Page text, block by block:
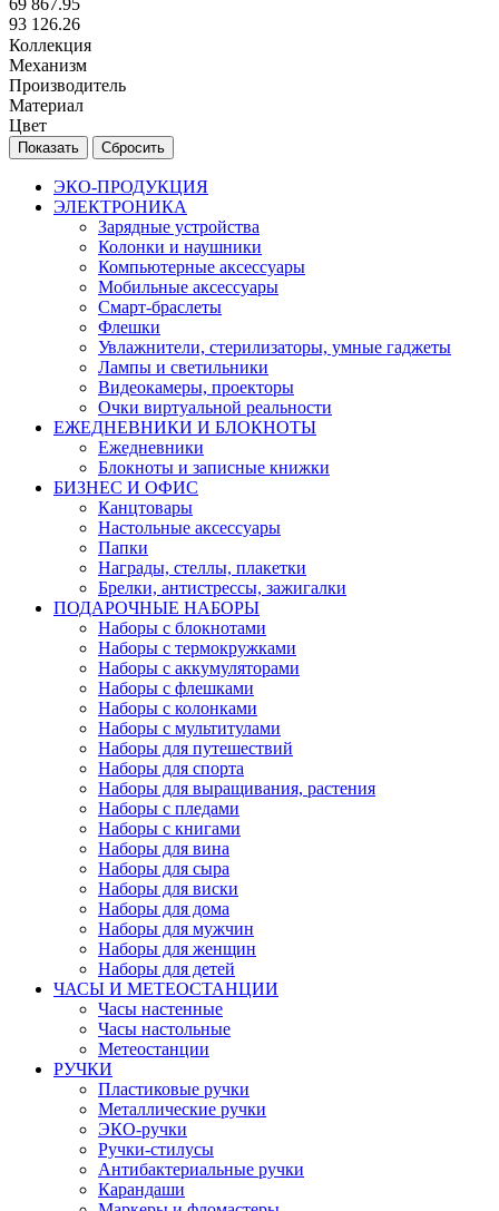
93 126.26
Коллекция
Механизм
Производитель
Материал
Цвет
Сбросить
ЭКО-ПРОДУКЦИЯ
ЭЛЕКТРОНИКА
Зарядные устройства
Колонки и наушники
Компьютерные аксессуары
Мобильные аксессуары
Смарт-браслеты
Флешки
Увлажнители, стерилизаторы, умные гаджеты
Лампы и светильники
Видеокамеры, проекторы
Очки виртуальной реальности
ЕЖЕДНЕВНИКИ И БЛОКНОТЫ
Ежедневники
Блокноты и записные книжки
БИЗНЕС И ОФИС
Канцтовары
Настольные аксессуары
Папки
Награды, стеллы, плакетки
Брелки, антистрессы, зажигалки
ПОДАРОЧНЫЕ НАБОРЫ
Наборы с блокнотами
Наборы с термокружками
Наборы с аккумуляторами
Наборы с флешками
Наборы с колонками
Наборы с мультитулами
Наборы для путешествий
Наборы для спорта
Наборы для выращивания, растения
Наборы с пледами
Наборы с книгами
Наборы для вина
Наборы для сыра
Наборы для виски
Наборы для дома
Наборы для мужчин
Наборы для женщин
Наборы для детей
ЧАСЫ И МЕТЕОСТАНЦИИ
Часы настенные
Часы настольные
Метеостанции
РУЧКИ
Пластиковые ручки
Металлические ручки
ЭКО-ручки
Ручки-стилусы
Антибактериальные ручки
Карандаши